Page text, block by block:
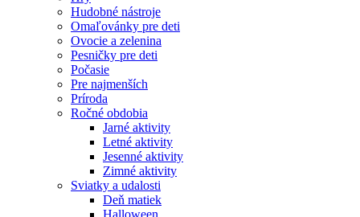
Hudobné nástroje
Omaľovánky pre deti
Ovocie a zelenina
Pesničky pre deti
Počasie
Pre najmenších
Príroda
Ročné obdobia
Jarné aktivity
Letné aktivity
Jesenné aktivity
Zimné aktivity
Sviatky a udalosti
Deň matiek
Halloween